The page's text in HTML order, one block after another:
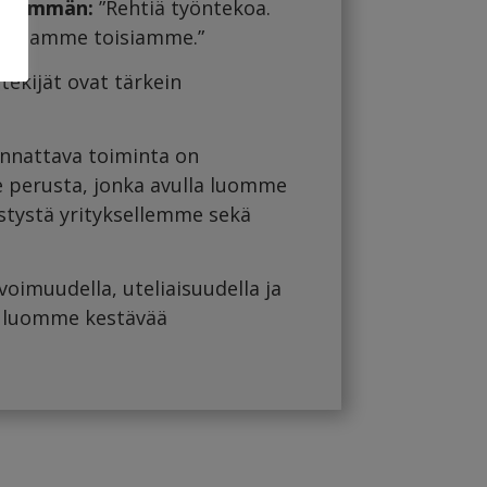
”Rehtiä työntekoa.
toisiamme.”
ovat tärkein
toiminta on
jonka avulla luomme
yrityksellemme sekä
uteliaisuudella ja
kestävää